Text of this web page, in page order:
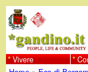
al
Vivere